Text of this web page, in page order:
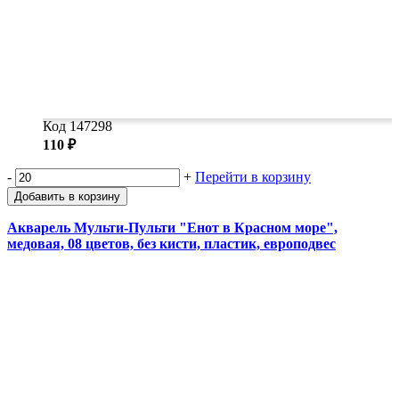
Код 147298
110 ₽
- + Перейти в корзину
Добавить в корзину
Акварель Мульти-Пульти "Енот в Красном море",
медовая, 08 цветов, без кисти, пластик, европодвес